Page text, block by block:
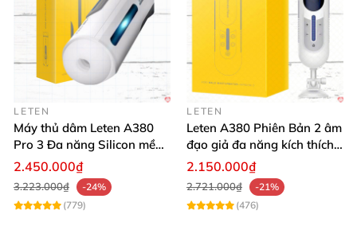
LETEN
Máy thủ dâm Leten A380
Pro 3 Đa năng Silicon mềm
mại Cảm giác thật
2.450.000₫
3.223.000₫
-24%
(779)
LETEN
Leten A380 Phiên Bản 2 âm
đạo giả đa năng kích thích
cực mạnh
2.150.000₫
2.721.000₫
-21%
(476)